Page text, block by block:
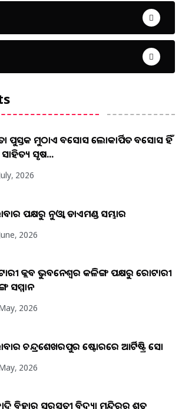
ପୁସ୍ତକ ମୁଠାଏ ଅବସୋସ ଲୋକାର୍ପିତ ଅବସୋସ ହିଁ
ସୃଷ...
2026
ପକ୍ଷରୁ ନୁଓ୍ବା ଡାଏମଣ୍ଡ ସମ୍ଭାର
2026
କ୍ଲବ ଭୁବନେଶ୍ୱର କଳିଙ୍ଗ ପକ୍ଷରୁ ରୋଟାରୀ
ସମ୍ମାନ
2026
ଚନ୍ଦ୍ରଶେଖରପୁର ଷ୍ଟୋରରେ ଆର୍ଟିଷ୍ଟ୍ରି ସୋ
2026
ବିହାର ସରସ୍ୱତୀ ବିଦ୍ୟା ମନ୍ଦିରର ଶତ